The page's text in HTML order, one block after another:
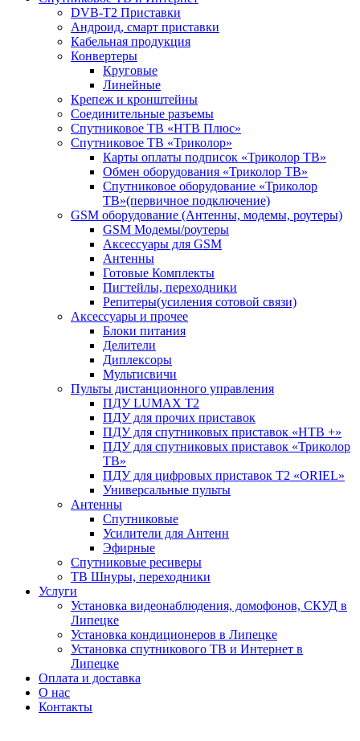
DVB-Т2 Приставки
Андроид, смарт приставки
Кабельная продукция
Конвертеры
Круговые
Линейные
Крепеж и кронштейны
Соединительные разъемы
Спутниковое ТВ «НТВ Плюс»
Спутниковое ТВ «Триколор»
Карты оплаты подписок «Триколор ТВ»
Обмен оборудования «Триколор ТВ»
Спутниковое оборудование «Триколор
ТВ»(первичное подключение)
GSM оборудование (Антенны, модемы, роутеры)
GSM Модемы/роутеры
Аксессуары для GSM
Антенны
Готовые Комплекты
Пигтейлы, переходники
Репитеры(усиления сотовой связи)
Аксессуары и прочее
Блоки питания
Делители
Диплексоры
Мультисвичи
Пульты дистанционного управления
ПДУ LUMAX Т2
ПДУ для прочих приставок
ПДУ для спутниковых приставок «НТВ +»
ПДУ для спутниковых приставок «Триколор
ТВ»
ПДУ для цифровых приставок Т2 «ORIEL»
Универсальные пульты
Антенны
Спутниковые
Усилители для Антенн
Эфирные
Спутниковые ресиверы
ТВ Шнуры, переходники
Услуги
Установка видеонаблюдения, домофонов, СКУД в
Липецке
Установка кондиционеров в Липецке
Установка спутникового ТВ и Интернет в
Липецке
Оплата и доставка
О нас
Контакты